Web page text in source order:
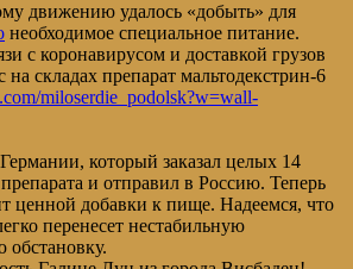
движению удалось «добыть» для
необходимое специальное питание.
с коронавирусом и доставкой грузов
на складах препарат мальтодекстрин-6
miloserdie_podolsk?w=wall-
который заказал целых 14
и отправил в Россию. Теперь
ценной добавки к пище. Надеемся, что
перенесет нестабильную
обстановку.